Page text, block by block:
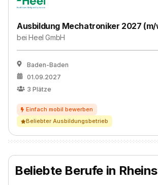
Ausbildung Mechatroniker 2027
beiHeel GmbH
Baden-Baden
01.09.2027
3 Plätze
Beliebter Ausbildungsbetrieb
Beliebte Berufe in